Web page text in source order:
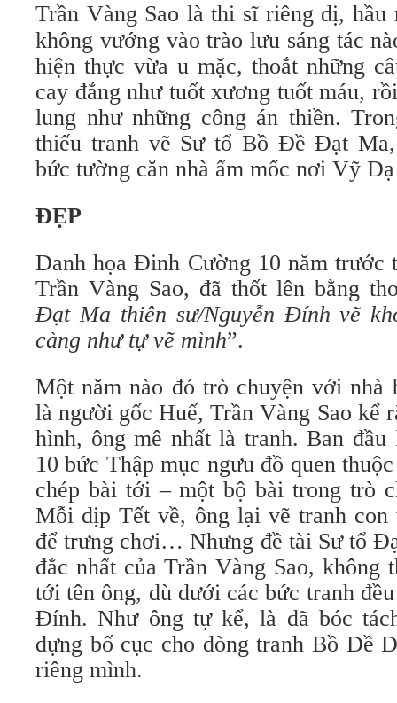
Trần Vàng Sao là thi sĩ riêng dị, hầu
không vướng vào trào lưu sáng tác
hiện thực vừa u mặc, thoắt những
cay đắng như tuốt xương tuốt máu,
lung như những công án thiền.
thiếu tranh vẽ Sư tổ Bồ Đề Đạt
bức tường căn nhà ẩm mốc nơi Vỹ
ĐẸP
Danh họa Đinh Cường 10 năm
Trần Vàng Sao, đã thốt lên bằng
Đạt Ma thiên sư/Nguyễn Đính vẽ
càng như tự vẽ mình”.
Một năm nào đó trò chuyện với nhà
là người gốc Huế, Trần Vàng Sao kể
hình, ông mê nhất là tranh. Ban
10 bức Thập mục ngưu đồ quen
chép bài tới – một bộ bài trong trò
Mỗi dịp Tết về, ông lại vẽ tranh con
để trưng chơi… Nhưng đề tài Sư tổ
đắc nhất của Trần Vàng Sao, không
tới tên ông, dù dưới các bức tranh
Đính. Như ông tự kể, là đã bóc
dựng bố cục cho dòng tranh Bồ Đề
riêng mình.